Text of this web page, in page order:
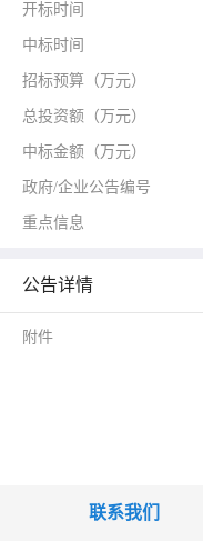
开标时间
中标时间
招标预算（万元）
总投资额（万元）
中标金额（万元）
政府/企业公告编号
重点信息
公告详情
附件
联系我们